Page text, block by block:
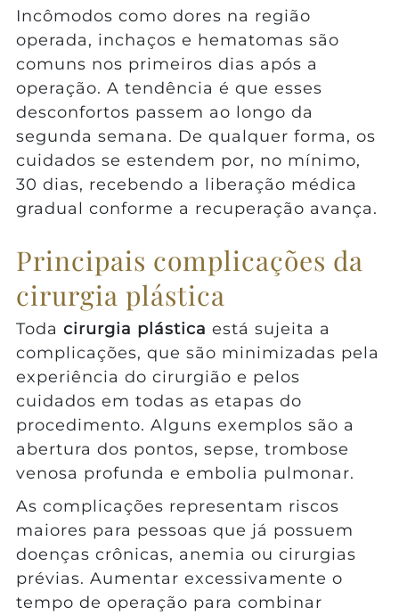
Incômodos como dores na região
operada, inchaços e hematomas são
comuns nos primeiros dias após a
operação. A tendência é que esses
desconfortos passem ao longo da
segunda semana. De qualquer forma, os
cuidados se estendem por, no mínimo,
30 dias, recebendo a liberação médica
gradual conforme a recuperação avança.
Principais complicações da
cirurgia plástica
Toda cirurgia plástica está sujeita a
complicações, que são minimizadas pela
experiência do cirurgião e pelos
cuidados em todas as etapas do
procedimento. Alguns exemplos são a
abertura dos pontos, sepse, trombose
venosa profunda e embolia pulmonar.
As complicações representam riscos
maiores para pessoas que já possuem
doenças crônicas, anemia ou cirurgias
prévias. Aumentar excessivamente o
tempo de operação para combinar